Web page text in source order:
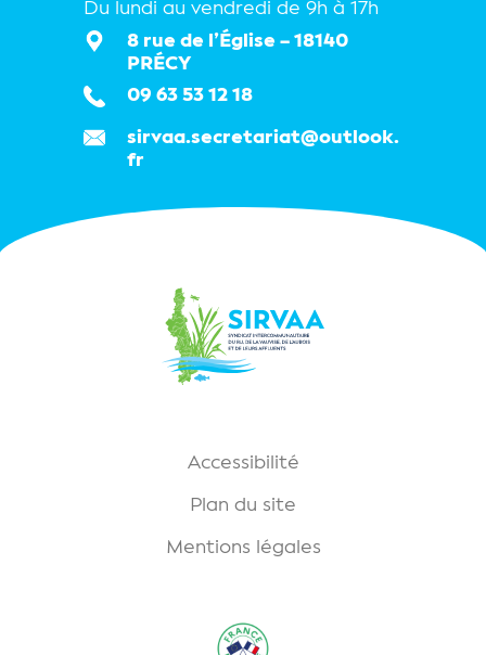
Du lundi au vendredi de 9h à 17h
8 rue de l’Église – 18140
PRÉCY
09 63 53 12 18
sirvaa.secretariat@outlook.
fr
Accessibilité
Plan du site
Mentions légales